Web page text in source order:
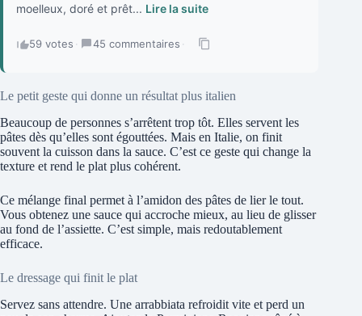
moelleux, doré et prêt... Lire la suite
59 votes · 45 commentaires ·
Le petit geste qui donne un résultat plus italien
Beaucoup de personnes s’arrêtent trop tôt. Elles servent les
pâtes dès qu’elles sont égouttées. Mais en Italie, on finit
souvent la cuisson dans la sauce. C’est ce geste qui change la
texture et rend le plat plus cohérent.
Ce mélange final permet à l’amidon des pâtes de lier le tout.
Vous obtenez une sauce qui accroche mieux, au lieu de glisser
au fond de l’assiette. C’est simple, mais redoutablement
efficace.
Le dressage qui finit le plat
Servez sans attendre. Une arrabbiata refroidit vite et perd un